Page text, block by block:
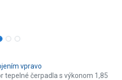
vpravo
tepelné čerpadla s výkonom 1,85